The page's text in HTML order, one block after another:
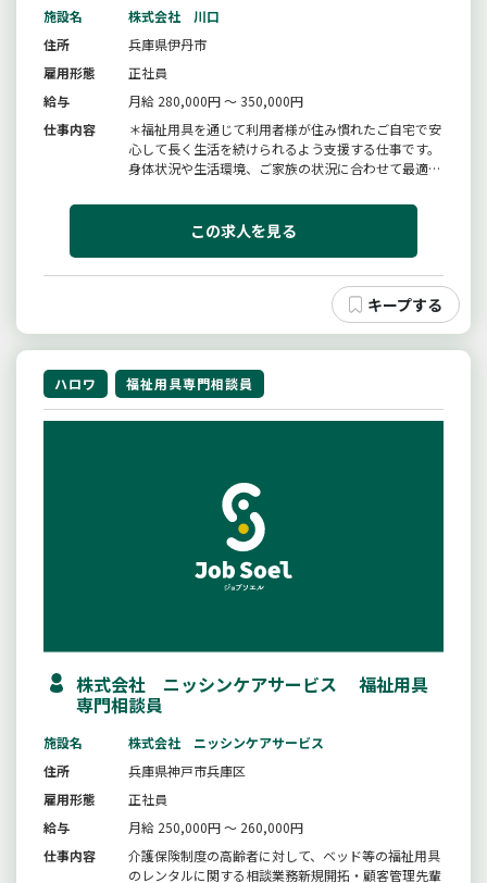
施設名
株式会社 川口
住所
兵庫県伊丹市
雇用形態
正社員
給与
月給 280,000円 ～ 350,000円
仕事内容
＊福祉用具を通じて利用者様が住み慣れたご自宅で安
心して長く生活を続けられるよう支援する仕事です。
身体状況や生活環境、ご家族の状況に合わせて最適な
的なモニタリングまで一貫して担当し自立した生活を
サポートします。＊ケアマネジャー・医療・介護ス
この求人を見る
ハロワ 福祉用具専門相談員
株式会社 ニッシンケアサービス 福祉用具
専門相談員
施設名
株式会社 ニッシンケアサービス
住所
兵庫県神戸市兵庫区
雇用形態
正社員
給与
月給 250,000円 ～ 260,000円
仕事内容
介護保険制度の高齢者に対して、ベッド等の福祉用具
のレンタルに関する相談業務新規開拓・顧客管理先輩